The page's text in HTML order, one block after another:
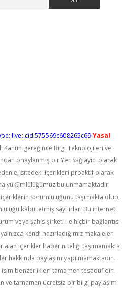
live:.cid.575569c608265c69Yasal
Kanun gereğince Bilgi Teknolojileri ve
onaylanmış bir Yer Sağlayıcı olarak
sitedeki içerikleri proaktif olarak
yükümlülüğümüz bulunmamaktadır.
sorumluluğunu taşımakta olup,
kabul etmiş sayılırlar. Bu internet
veya şahıs şirketi ile hiçbir bağlantısı
kendi hazırladığımız makaleler
alan içerikler haber niteliği taşımamakta
hakkında paylaşım yapılmamaktadır.
isim benzerlikleri tamamen tesadüfidir.
ve tamamen ücretsiz bir bilgi paylaşım